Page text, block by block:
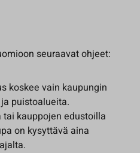
seuraavat ohjeet:
koskee vain kaupungin
puistoalueita.
tai kauppojen edustoilla
on kysyttävä aina